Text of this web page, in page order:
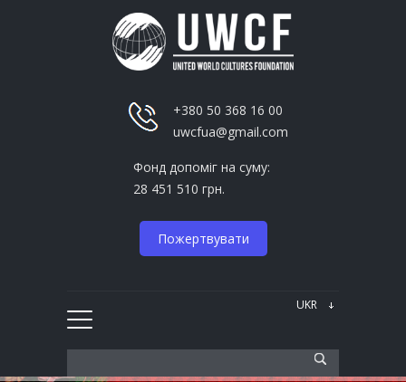
+380 50 368 16 00
uwcfua@gmail.com
Фонд допоміг на суму:
28 451 510 грн.
Пожертвувати